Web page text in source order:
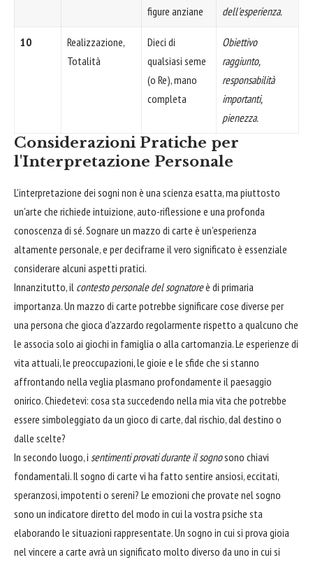
figure anziane
dell'esperienza.
10
Realizzazione,
Totalità
Dieci di
qualsiasi seme
(o Re), mano
completa
Obiettivo
raggiunto,
responsabilità
importanti,
pienezza.
Considerazioni Pratiche per
l'Interpretazione Personale
L'interpretazione dei sogni non è una scienza esatta, ma piuttosto
un'arte che richiede intuizione, auto-riflessione e una profonda
conoscenza di sé. Sognare un mazzo di carte è un'esperienza
altamente personale, e per decifrarne il vero significato è essenziale
considerare alcuni aspetti pratici.
Innanzitutto, il contesto personale del sognatoreè di primaria
importanza. Un mazzo di carte potrebbe significare cose diverse per
una persona che gioca d'azzardo regolarmente rispetto a qualcuno che
le associa solo ai giochi in famiglia o alla cartomanzia. Le esperienze di
vita attuali, le preoccupazioni, le gioie e le sfide che si stanno
affrontando nella veglia plasmano profondamente il paesaggio
onirico. Chiedetevi: cosa sta succedendo nella mia vita che potrebbe
essere simboleggiato da un gioco di carte, dal rischio, dal destino o
dalle scelte?
In secondo luogo, i sentimenti provati durante il sognosono chiavi
fondamentali. Il sogno di carte vi ha fatto sentire ansiosi, eccitati,
speranzosi, impotenti o sereni? Le emozioni che provate nel sogno
sono un indicatore diretto del modo in cui la vostra psiche sta
elaborando le situazioni rappresentate. Un sogno in cui si prova gioia
nel vincere a carte avrà un significato molto diverso da uno in cui si